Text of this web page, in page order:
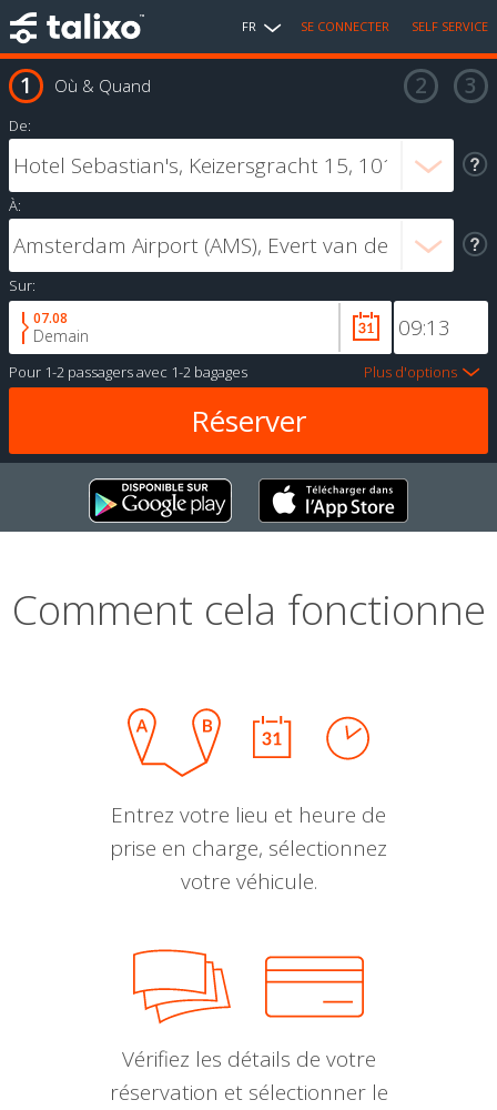
FR SE CONNECTER SELF SERVICE
Où & Quand
De:
À:
Sur:
07.08
Demain
Pour 1-2 passagersavec 1-2 bagages Plus d'options
Comment cela fonctionne
Entrez votre lieu et heure de
prise en charge, sélectionnez
votre véhicule.
Vérifiez les détails de votre
réservation et sélectionner le